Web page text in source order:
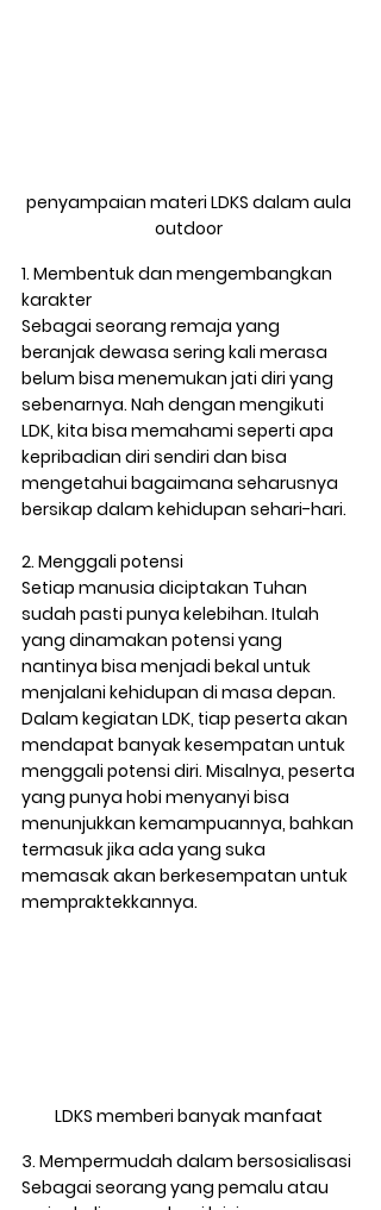
penyampaian materi LDKS dalam aula
outdoor
1. Membentuk dan mengembangkan
karakter
Sebagai seorang remaja yang
beranjak dewasa sering kali merasa
belum bisa menemukan jati diri yang
sebenarnya. Nah dengan mengikuti
LDK, kita bisa memahami seperti apa
kepribadian diri sendiri dan bisa
mengetahui bagaimana seharusnya
bersikap dalam kehidupan sehari-hari.
2. Menggali potensi
Setiap manusia diciptakan Tuhan
sudah pasti punya kelebihan. Itulah
yang dinamakan potensi yang
nantinya bisa menjadi bekal untuk
menjalani kehidupan di masa depan.
Dalam kegiatan LDK, tiap peserta akan
mendapat banyak kesempatan untuk
menggali potensi diri. Misalnya, peserta
yang punya hobi menyanyi bisa
menunjukkan kemampuannya, bahkan
termasuk jika ada yang suka
memasak akan berkesempatan untuk
mempraktekkannya.
LDKS memberi banyak manfaat
3. Mempermudah dalam bersosialisasi
Sebagai seorang yang pemalu atau